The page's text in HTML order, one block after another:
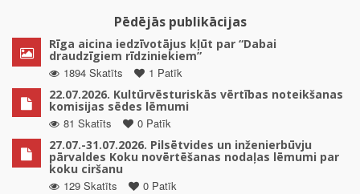
Pēdējās publikācijas
Rīga aicina iedzīvotājus kļūt par “Dabai
draudzīgiem rīdziniekiem”
1894 Skatīts
1 Patīk
22.07.2026. Kultūrvēsturiskās vērtības noteikšanas
komisijas sēdes lēmumi
81 Skatīts
0 Patīk
27.07.-31.07.2026. Pilsētvides un inženierbūvju
pārvaldes Koku novērtēšanas nodaļas lēmumi par
koku ciršanu
129 Skatīts
0 Patīk